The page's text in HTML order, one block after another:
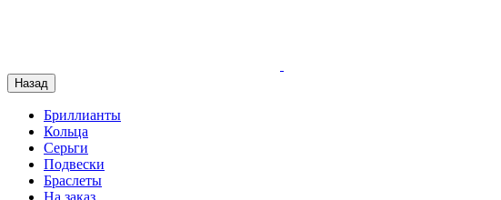
Назад
Бриллианты
Кольца
Серьги
Подвески
Браслеты
На заказ